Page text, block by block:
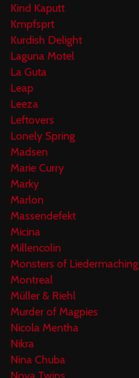
Kind Kaputt
Kmpfsprt
Kurdish Delight
Laguna Motel
La Guta
Leap
Leeza
Leftovers
Lonely Spring
Madsen
Marie Curry
Marky
Marlon
Massendefekt
Micina
Millencolin
Monsters of Liedermaching
Montreal
Müller & Riehl
Murder of Magpies
Nicola Mentha
Nikra
Nina Chuba